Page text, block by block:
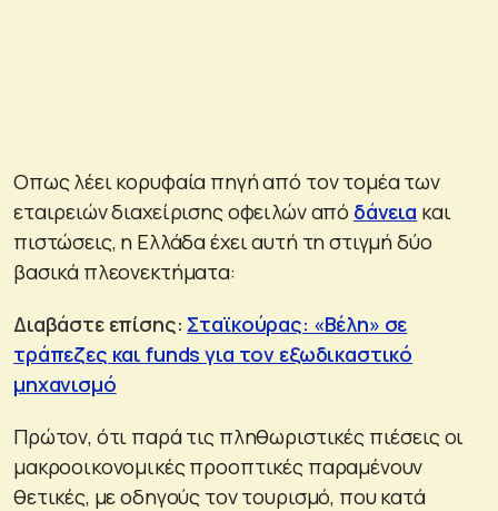
Οπως λέει κορυφαία πηγή από τον τομέα των
εταιρειών διαχείρισης οφειλών από δάνεια και
πιστώσεις, η Ελλάδα έχει αυτή τη στιγμή δύο
βασικά πλεονεκτήματα:
Διαβάστε επίσης: Σταϊκούρας: «Βέλη» σε
τράπεζες και funds για τον εξωδικαστικό
μηχανισμό
Πρώτον, ότι παρά τις πληθωριστικές πιέσεις οι
μακροοικονομικές προοπτικές παραμένουν
θετικές, με οδηγούς τον τουρισμό, που κατά